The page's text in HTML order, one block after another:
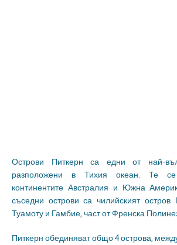
Острови Питкерн са едни от най-
разположени в Тихия океан. Те
континентите Австралия и Южна
съседни острови са чилийският остров
Туамоту и Гамбие, част от Френска
Питкерн обединяват общо 4 острова,